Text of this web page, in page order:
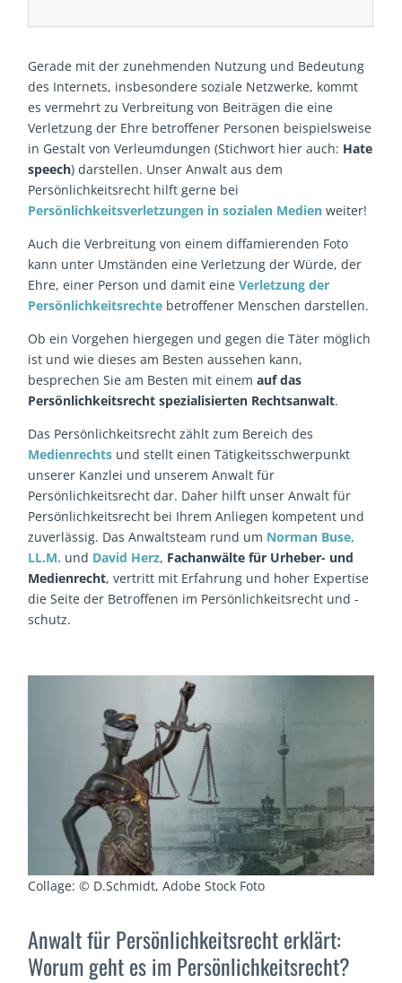
Gerade mit der zunehmenden Nutzung und Bedeutung
des Internets, insbesondere soziale Netzwerke, kommt
es vermehrt zu Verbreitung von Beiträgen die eine
Verletzung der Ehre betroffener Personen beispielsweise
in Gestalt von Verleumdungen (Stichwort hier auch: Hate
speech) darstellen. Unser Anwalt aus dem
Persönlichkeitsrecht hilft gerne bei
Persönlichkeitsverletzungen in sozialen Medien weiter!
Auch die Verbreitung von einem diffamierenden Foto
kann unter Umständen eine Verletzung der Würde, der
Ehre, einer Person und damit eineVerletzung der
Persönlichkeitsrechte betroffener Menschen darstellen.
Ob ein Vorgehen hiergegen und gegen die Täter möglich
ist und wie dieses am Besten aussehen kann,
besprechen Sie am Besten mit einemauf das
Persönlichkeitsrecht spezialisierten Rechtsanwalt.
Das Persönlichkeitsrecht zählt zum Bereich des
Medienrechts und stellt einen Tätigkeitsschwerpunkt
unserer Kanzlei und unserem Anwalt für
Persönlichkeitsrecht dar. Daher hilft unser Anwalt für
Persönlichkeitsrecht bei Ihrem Anliegen kompetent und
zuverlässig. Das Anwaltsteam rund um Norman Buse,
LL.M. und David Herz, Fachanwälte für Urheber- und
Medienrecht, vertritt mit Erfahrung und hoher Expertise
die Seite der Betroffenen im Persönlichkeitsrecht und -
schutz.
Collage: © D.Schmidt, Adobe Stock Foto
Anwalt für Persönlichkeitsrecht erklärt:
Worum geht es im Persönlichkeitsrecht?